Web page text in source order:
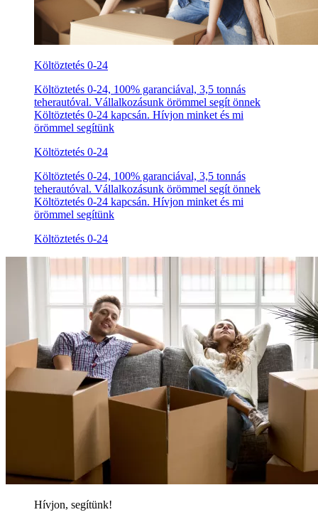
Költöztetés 0-24
Költöztetés 0-24, 100% garanciával, 3,5 tonnás
teherautóval. Vállalkozásunk örömmel segít önnek
Költöztetés 0-24 kapcsán. Hívjon minket és mi
örömmel segítünk
Költöztetés 0-24
Költöztetés 0-24, 100% garanciával, 3,5 tonnás
teherautóval. Vállalkozásunk örömmel segít önnek
Költöztetés 0-24 kapcsán. Hívjon minket és mi
örömmel segítünk
Költöztetés 0-24
Hívjon, segítünk!